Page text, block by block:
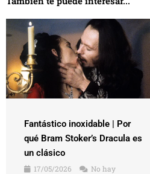
Fantástico inoxidable | Por
qué Bram Stoker’s Dracula es
un clásico
17/05/2026
No hay